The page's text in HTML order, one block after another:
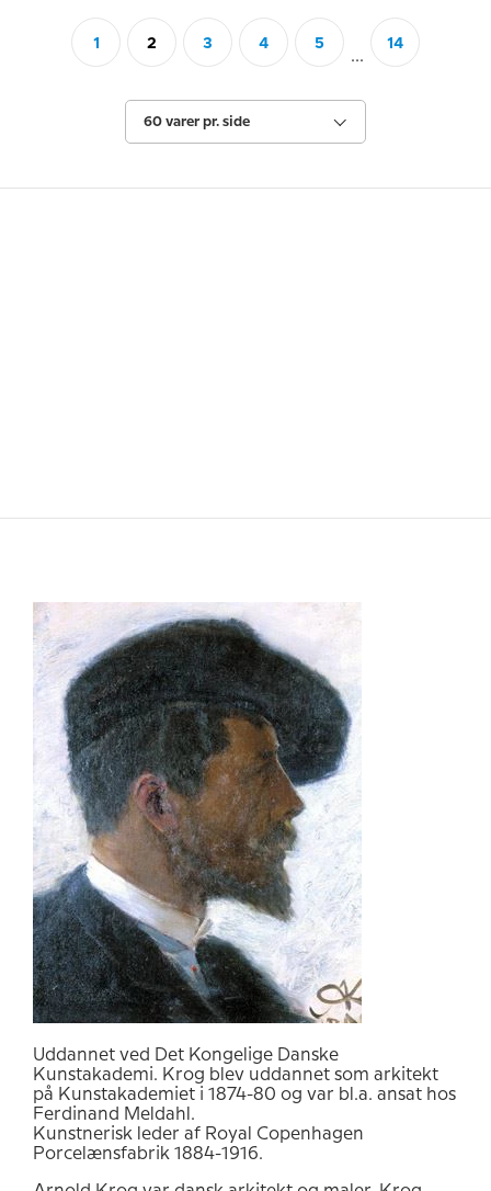
1 2 3 4 5
...
14
60 varer pr. side
Uddannet ved Det Kongelige Danske
Kunstakademi. Krog blev uddannet som arkitekt
på Kunstakademiet i 1874-80 og var bl.a. ansat hos
Ferdinand Meldahl.
Kunstnerisk leder af Royal Copenhagen
Porcelænsfabrik 1884-1916.